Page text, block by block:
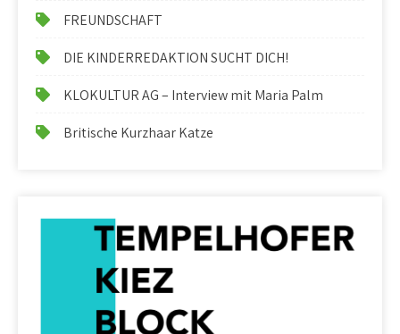
FREUNDSCHAFT
DIE KINDERREDAKTION SUCHT DICH!
KLOKULTUR AG – Interview mit Maria Palm
Britische Kurzhaar Katze